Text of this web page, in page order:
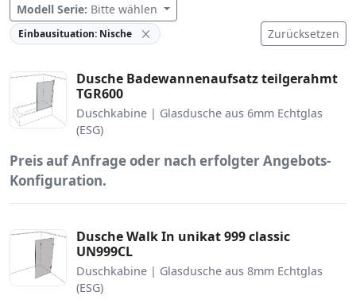
Modell Serie: Bitte wählen
Einbausituation: Nische Zurücksetzen
Dusche Badewannenaufsatz teilgerahmt
TGR600
Duschkabine | Glasdusche aus 6mm Echtglas
(ESG)
Preis auf Anfrage oder nach erfolgter Angebots-
Konfiguration.
Dusche Walk In unikat 999 classic
UN999CL
Duschkabine | Glasdusche aus 8mm Echtglas
(ESG)